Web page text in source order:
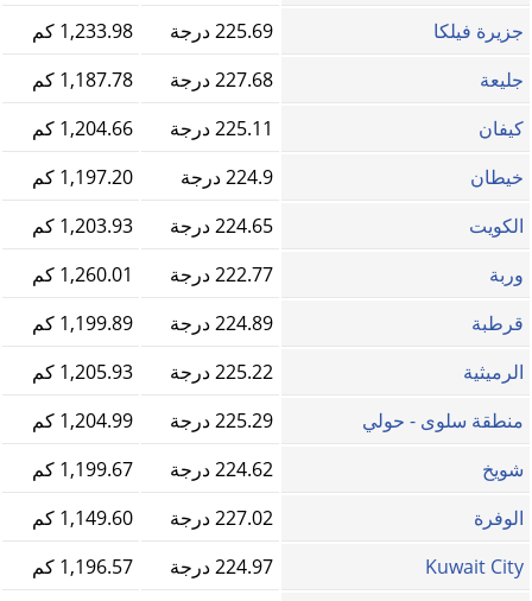
جزيرة فيلكا
225.69 درجة
1,233.98 كم
جليعة
227.68 درجة
1,187.78 كم
كيفان
225.11 درجة
1,204.66 كم
خيطان
224.9 درجة
1,197.20 كم
الكويت
224.65 درجة
1,203.93 كم
وربة
222.77 درجة
1,260.01 كم
قرطبة
224.89 درجة
1,199.89 كم
الرميثية
225.22 درجة
1,205.93 كم
منطقة سلوى - حولي
225.29 درجة
1,204.99 كم
شويخ
224.62 درجة
1,199.67 كم
الوفرة
227.02 درجة
1,149.60 كم
Kuwait City
224.97 درجة
1,196.57 كم